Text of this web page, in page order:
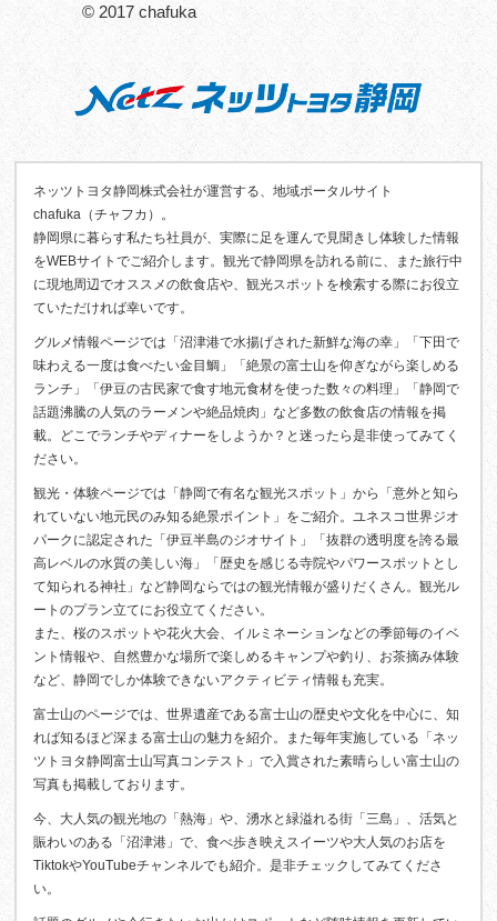
© 2017 chafuka
ネッツトヨタ静岡株式会社が運営する、地域ポータルサイト
chafuka（チャフカ）。
静岡県に暮らす私たち社員が、実際に足を運んで見聞きし体験した情報
をWEBサイトでご紹介します。観光で静岡県を訪れる前に、また旅行中
に現地周辺でオススメの飲食店や、観光スポットを検索する際にお役立
ていただければ幸いです。
グルメ情報ページでは「沼津港で水揚げされた新鮮な海の幸」「下田で
味わえる一度は食べたい金目鯛」「絶景の富士山を仰ぎながら楽しめる
ランチ」「伊豆の古民家で食す地元食材を使った数々の料理」「静岡で
話題沸騰の人気のラーメンや絶品焼肉」など多数の飲食店の情報を掲
載。どこでランチやディナーをしようか？と迷ったら是非使ってみてく
ださい。
観光・体験ページでは「静岡で有名な観光スポット」から「意外と知ら
れていない地元民のみ知る絶景ポイント」をご紹介。ユネスコ世界ジオ
パークに認定された「伊豆半島のジオサイト」「抜群の透明度を誇る最
高レベルの水質の美しい海」「歴史を感じる寺院やパワースポットとし
て知られる神社」など静岡ならではの観光情報が盛りだくさん。観光ル
ートのプラン立てにお役立てください。
また、桜のスポットや花火大会、イルミネーションなどの季節毎のイベ
ント情報や、自然豊かな場所で楽しめるキャンプや釣り、お茶摘み体験
など、静岡でしか体験できないアクティビティ情報も充実。
富士山のページでは、世界遺産である富士山の歴史や文化を中心に、知
れば知るほど深まる富士山の魅力を紹介。また毎年実施している「ネッ
ツトヨタ静岡富士山写真コンテスト」で入賞された素晴らしい富士山の
写真も掲載しております。
今、大人気の観光地の「熱海」や、湧水と緑溢れる街「三島」、活気と
賑わいのある「沼津港」で、食べ歩き映えスイーツや大人気のお店を
TiktokやYouTubeチャンネルでも紹介。是非チェックしてみてくださ
い。